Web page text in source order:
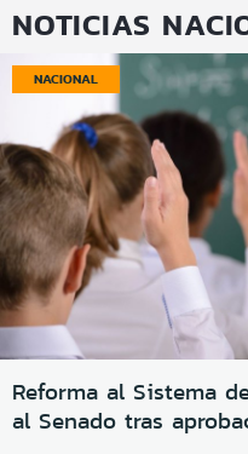
NOTICIAS
NACIONAL
Reforma al Sistema
al Senado tras